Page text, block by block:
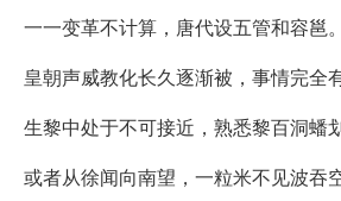
一一变革不计算，唐代设五管和容邕。
皇朝声威教化长久逐渐被，事情完全
生黎中处于不可接近，熟悉黎百洞蟠
或者从徐闻向南望，一粒米不见波吞空